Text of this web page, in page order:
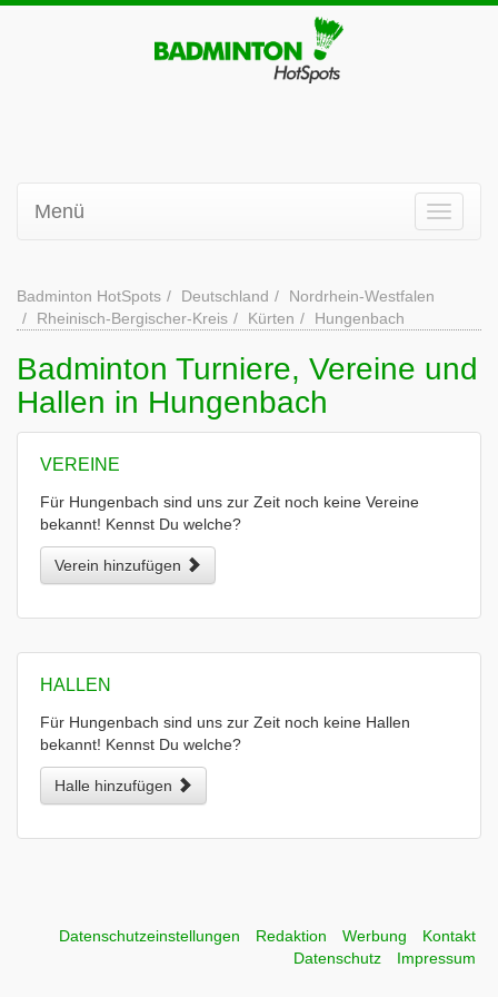
Menü
Badminton HotSpots Deutschland
Nordrhein-Westfalen
Rheinisch-Bergischer-Kreis
Kürten Hungenbach
Badminton Turniere, Vereine und
Hallen in Hungenbach
VEREINE
Für Hungenbach sind uns zur Zeit noch keine Vereine
bekannt! Kennst Du welche?
Verein hinzufügen
HALLEN
Für Hungenbach sind uns zur Zeit noch keine Hallen
bekannt! Kennst Du welche?
Halle hinzufügen
Datenschutzeinstellungen Redaktion Werbung
Kontakt
Datenschutz
Impressum